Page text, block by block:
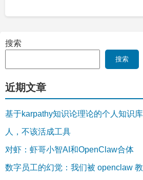
搜索
搜索
近期文章
基于karpathy知识论理论的个人知识
人，不该活成工具
对虾：虾哥小智AI和OpenClaw合体
数字员工的幻觉：我们被 openclaw